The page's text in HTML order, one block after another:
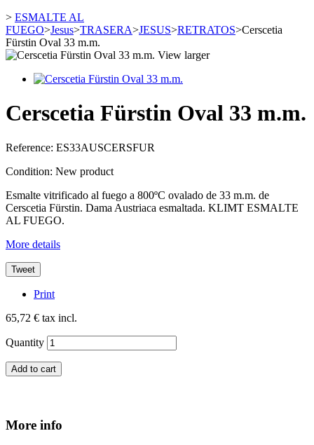
> ESMALTE AL
FUEGO>Jesus>TRASERA>JESUS>RETRATOS>Cerscetia
Fürstin Oval 33 m.m.
View larger
Cerscetia Fürstin Oval 33 m.m.
Reference: ES33AUSCERSFUR
Condition: New product
Esmalte vitrificado al fuego a 800ºC ovalado de 33 m.m. de
Cerscetia Fürstin. Dama Austriaca esmaltada. KLIMT ESMALTE
AL FUEGO.
More details
Tweet
Print
65,72 € tax incl.
Quantity
Add to cart
More info